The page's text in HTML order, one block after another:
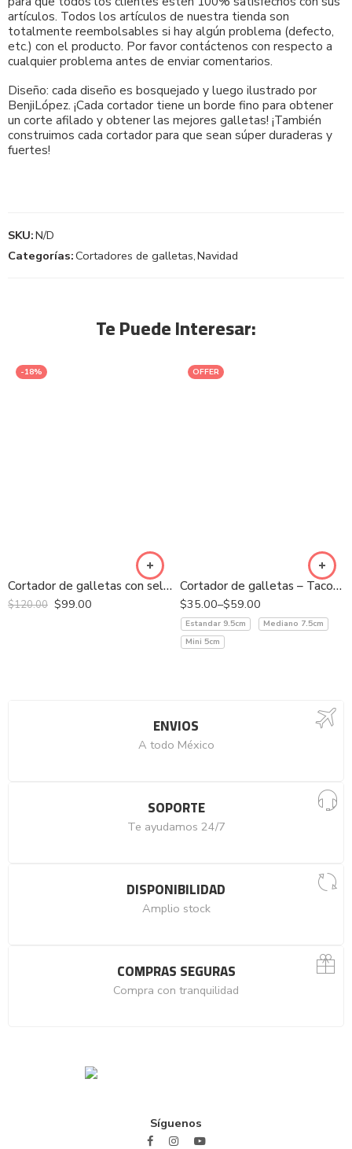
artículos. Todos los artículos de nuestra tienda son
totalmente reembolsables si hay algún problema (defecto,
etc.) con el producto. Por favor contáctenos con respecto a
cualquier problema antes de enviar comentarios.
Diseño: cada diseño es bosquejado y luego ilustrado por
BenjiLópez. ¡Cada cortador tiene un borde fino para obtener
un corte afilado y obtener las mejores galletas! ¡También
construimos cada cortador para que sean súper duraderas y
fuertes!
SKU:N/D
Categorías:Cortadores de galletas,Navidad
Te Puede Interesar:
-18%
Cortador de galletas con sello – Pawpatrol Chase
$120.00 $99.00
OFFER
Cortador de galletas – Taco con chile
$35.00–$59.00
Estandar 9.5cm
Mediano 7.5cm
Mini 5cm
ENVIOS
A todo México
SOPORTE
Te ayudamos 24/7
DISPONIBILIDAD
Amplio stock
COMPRAS SEGURAS
Compra con tranquilidad
Síguenos